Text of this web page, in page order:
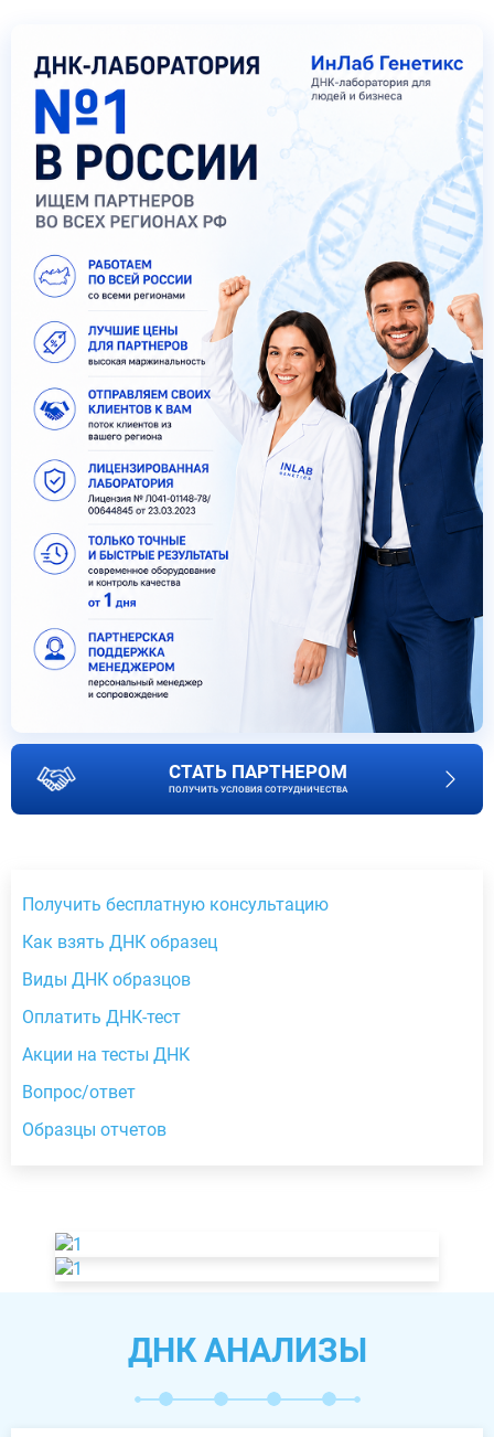
СТАТЬ ПАРТНЕРОМ
ПОЛУЧИТЬ УСЛОВИЯ СОТРУДНИЧЕСТВА
Получить бесплатную консультацию
Как взять ДНК образец
Виды ДНК образцов
Оплатить ДНК-тест
Акции на тесты ДНК
Вопрос/ответ
Образцы отчетов
ДНК АНАЛИЗЫ